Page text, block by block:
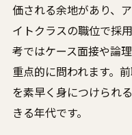
価される余地があり、
イトクラスの職位で採
考ではケース面接や論
重点的に問われます。
を素早く身につけられ
きる年代です。